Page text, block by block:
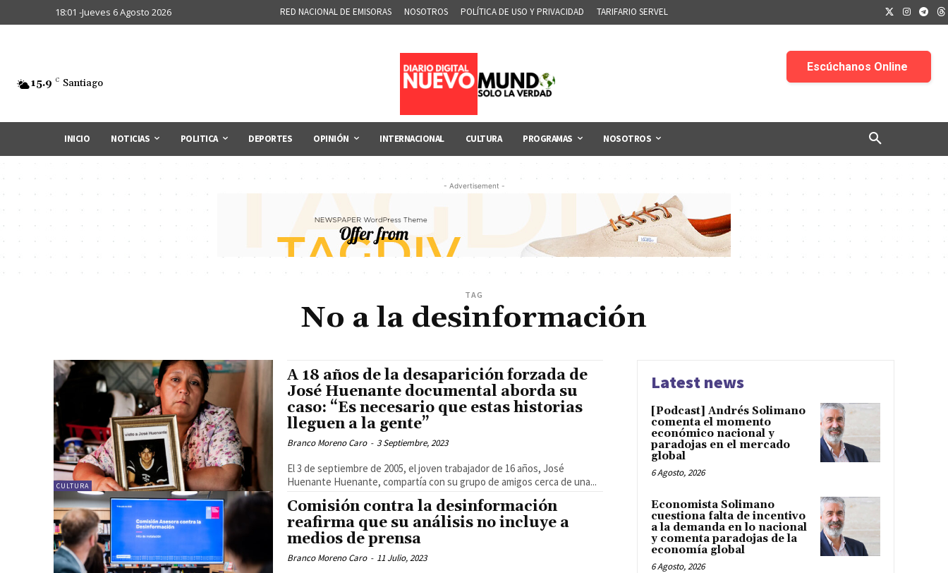
18:01 -Jueves 6 Agosto 2026 RED NACIONAL DE EMISORAS NOSOTROS POLÍTICA DE USO Y PRIVACIDAD TARIFARIO SERVEL
15.9 C Santiago
INICIO NOTICIAS POLITICA DEPORTES OPINIÓN INTERNACIONAL CULTURA PROGRAMAS NOSOTROS
- Advertisement -
TAG
No a la desinformación
CULTURA
A 18 años de la desaparición forzada de
José Huenante documental aborda su
caso: “Es necesario que estas historias
lleguen a la gente”
Branco Moreno Caro - 3 Septiembre, 2023
El 3 de septiembre de 2005, el joven trabajador de 16 años, José
Huenante Huenante, compartía con su grupo de amigos cerca de una...
Comisión contra la desinformación
reafirma que su análisis no incluye a
medios de prensa
Branco Moreno Caro - 11 Julio, 2023
Latest news
[Podcast] Andrés Solimano
comenta el momento
económico nacional y
paradojas en el mercado
global
6 Agosto, 2026
Economista Solimano
cuestiona falta de incentivo
a la demanda en lo nacional
y comenta paradojas de la
economía global
6 Agosto, 2026